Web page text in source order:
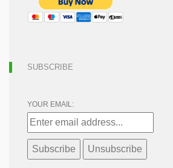
SUBSCRIBE
YOUR EMAIL: